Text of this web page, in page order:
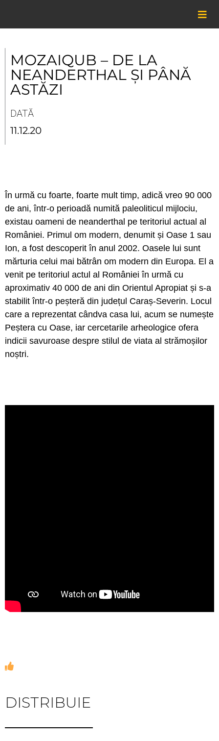
content
MOZAIQUB – DE LA
NEANDERTHAL ȘI PÂNĂ
ASTĂZI
DATĂ
11.12.20
În urmă cu foarte, foarte mult timp, adică vreo 90 000
de ani, într-o perioadă numită paleoliticul mijlociu,
existau oameni de neanderthal pe teritoriul actual al
României. Primul om modern, denumit și Oase 1 sau
Ion, a fost descoperit în anul 2002. Oasele lui sunt
mărturia celui mai bătrân om modern din Europa. El a
venit pe teritoriul actul al României în urmă cu
aproximativ 40 000 de ani din Orientul Apropiat și s-a
stabilit într-o peșteră din județul Caraș-Severin. Locul
care a reprezentat cândva casa lui, acum se numește
Peștera cu Oase, iar cercetarile arheologice ofera
indicii savuroase despre stilul de viata al strămoșilor
noștri.
DISTRIBUIE